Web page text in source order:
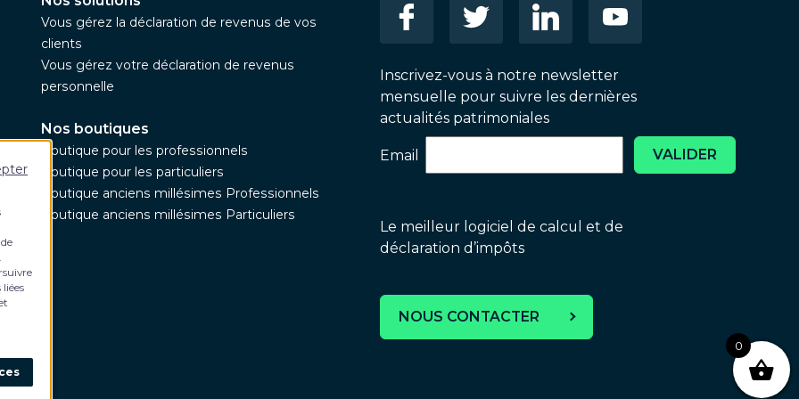
Vous gérez la déclaration de revenus de vos
clients
Vous gérez votre déclaration de revenus
personnelle
Nos boutiques
Boutique pour les professionnels
Boutique pour les particuliers
Boutique anciens millésimes Professionnels
Boutique anciens millésimes Particuliers
Inscrivez-vous à notre newsletter
mensuelle pour suivre les dernières
actualités patrimoniales
Email VALIDER
Le meilleur logiciel de calcul et de
déclaration d’impôts
NOUS CONTACTER
0